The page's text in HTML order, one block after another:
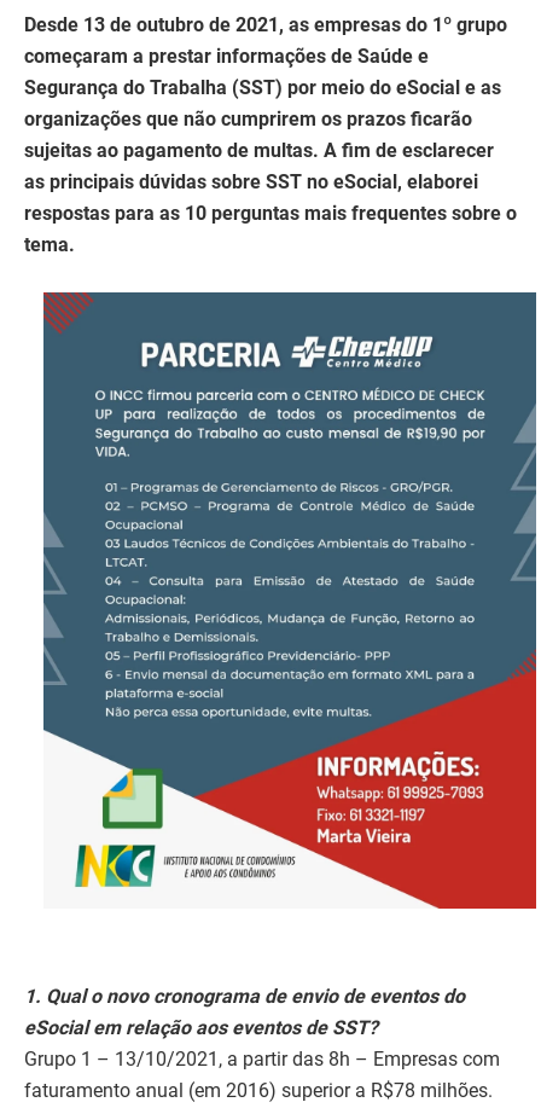
Desde 13 de outubro de 2021, as empresas do 1º grupo
começaram a prestar informações de Saúde e
Segurança do Trabalha (SST) por meio do eSocial e as
organizações que não cumprirem os prazos ficarão
sujeitas ao pagamento de multas. A fim de esclarecer
as principais dúvidas sobre SST no eSocial, elaborei
respostas para as 10 perguntas mais frequentes sobre o
tema.
1. Qual o novo cronograma de envio de eventos do
eSocial em relação aos eventos de SST?
Grupo 1 – 13/10/2021, a partir das 8h – Empresas com
faturamento anual (em 2016) superior a R$78 milhões.